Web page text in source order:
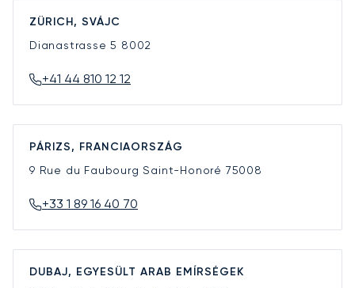
ZÜRICH, SVÁJC
Dianastrasse 5 8002
+41 44 810 12 12
PÁRIZS, FRANCIAORSZÁG
9 Rue du Faubourg Saint-Honoré 75008
+33 1 89 16 40 70
DUBAJ, EGYESÜLT ARAB EMÍRSÉGEK